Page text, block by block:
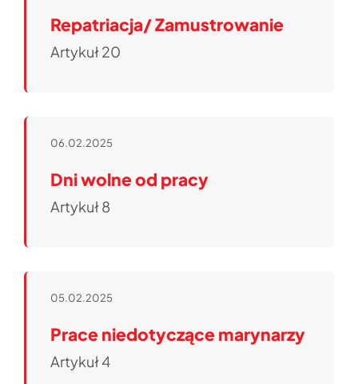
Repatriacja/ Zamustrowanie
Artykuł 20
06.02.2025
Dni wolne od pracy
Artykuł 8
05.02.2025
Prace niedotyczące marynarzy
Artykuł 4